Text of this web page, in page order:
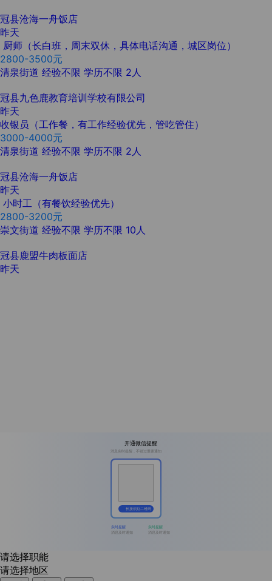
冠县沧海一舟饭店
昨天
厨师（长白班，周末双休，具体电话沟通，城区岗位）
2800-3500元
清泉街道 经验不限 学历不限 2人
冠县九色鹿教育培训学校有限公司
昨天
收银员（工作餐，有工作经验优先，管吃管住）
3000-4000元
清泉街道 经验不限 学历不限 2人
冠县沧海一舟饭店
昨天
小时工（有餐饮经验优先）
2800-3200元
崇文街道 经验不限 学历不限 10人
冠县鹿盟牛肉板面店
昨天
开通微信提醒
消息实时提醒，不错过重要通知
长按识别二维码
实时提醒
消息及时通知
实时提醒
消息及时通知
请选择职能
请选择地区